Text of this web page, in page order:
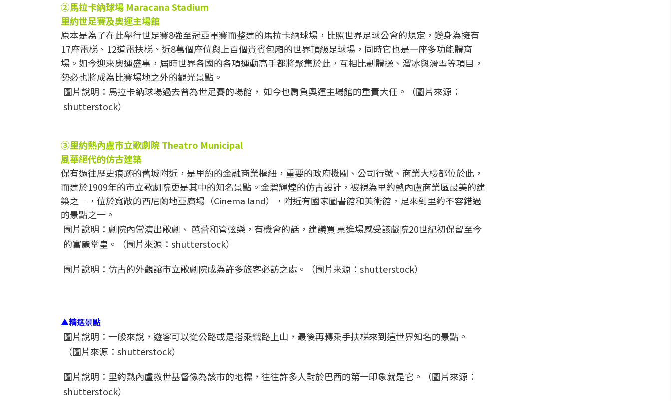
②馬拉卡納球場 Maracana Stadium
里約世足賽及奧運主場館
原本是為了在此舉行世足賽8強至冠亞軍賽而整建的馬拉卡納球場，比照世界足球公會的規定，變身為擁有
17座電梯、12道電扶梯、近8萬個座位與上百個貴賓包廂的世界頂級足球場，同時它也是一座多功能體育
場。如今迎來奧運盛事，屆時世界各國的各項運動高手都將聚集於此，互相比劃體操、溜冰與滑雪等項目，
勢必也將成為比賽場地之外的觀光景點。
圖片說明：馬拉卡納球場過去曾為世足賽的場館， 如今也肩負奧運主場館的重責大任。（圖片來源：
shutterstock）
③里約熱內盧市立歌劇院 Theatro Municipal
風華絕代的仿古建築
保有過往歷史痕跡的舊城附近，是里約的金融商業樞紐，重要的政府機關、公司行號、商業大樓都位於此，
而建於1909年的市立歌劇院更是其中的知名景點。金碧輝煌的仿古設計，被視為里約熱內盧商業區最美的建
築之一，位於寬敞的西尼蘭地亞廣場（Cinema land），附近有國家圖書館和美術館，是來到里約不容錯過
的景點之一。
圖片說明：劇院內常演出歌劇、 芭蕾和管弦樂，有機會的話，建議買 票進場感受該戲院20世紀初保留至今
的富麗堂皇。（圖片來源：shutterstock）
圖片說明：仿古的外觀讓市立歌劇院成為許多旅客必訪之處。（圖片來源：shutterstock）
▲精選景點
圖片說明：一般來說，遊客可以從公路或是搭乘鐵路上山，最後再轉乘手扶梯來到這世界知名的景點。
（圖片來源：shutterstock）
圖片說明：里約熱內盧救世基督像為該市的地標，往往許多人對於巴西的第一印象就是它。（圖片來源：
shutterstock）